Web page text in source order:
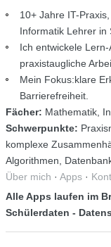
10+ Jahre IT-
Informatik Lehrer in
Ich entwickele
praxistaugliche
Mein Fokus:klare
Barrierefreiheit.
Fächer: Mathematik,
Schwerpunkte:
komplexe
Algorithmen,
Über mich · Apps·
Alle Apps laufen im
Schülerdaten -